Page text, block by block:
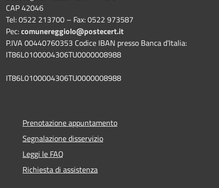
CAP 42046
Tel: 0522 213700 – Fax: 0522 973587
Pec:comunereggiolo@postecert.it
P.IVA 00440760353 Codice IBAN presso Banca d’Italia:
IT86L0100004306TU0000008988
IT86L0100004306TU0000008988
Prenotazione appuntamento
Segnalazione disservizio
Leggi le FAQ
Richiesta di assistenza